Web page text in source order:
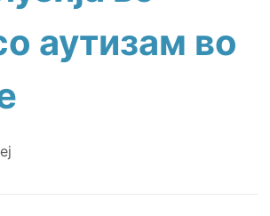
аутизам во